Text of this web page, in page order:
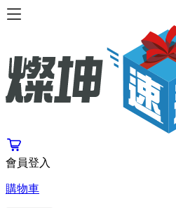
會員登入
購物車